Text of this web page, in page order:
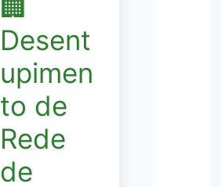
🏢
Desent
upimen
to de
Rede
de